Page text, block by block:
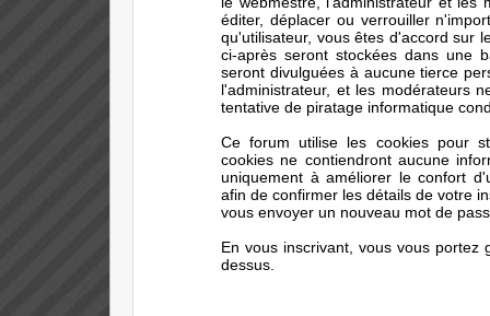
éditer, déplacer ou verrouiller
qu'utilisateur, vous êtes d'accord sur
ci-après seront stockées dans une
seront divulguées à aucune tierce
l'administrateur, et les modérateurs
tentative de piratage informatique
Ce forum utilise les cookies pour
cookies ne contiendront aucune
uniquement à améliorer le confort
afin de confirmer les détails de votre
vous envoyer un nouveau mot de
En vous inscrivant, vous vous
dessus.